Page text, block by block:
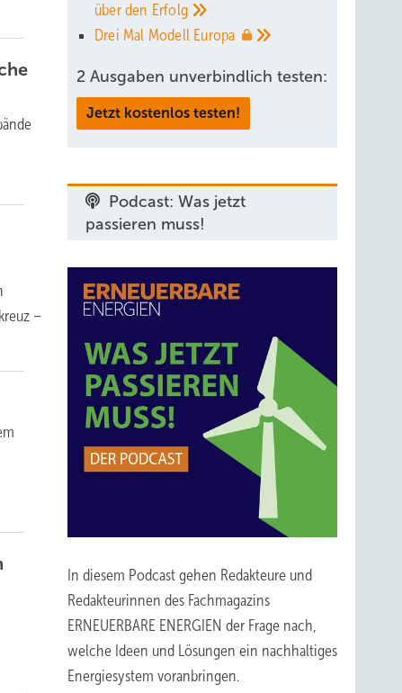
–
über den Erfolg
Drei Mal Modell Europa
2 Ausgaben unverbindlich testen:
Jetzt kostenlos testen!
Podcast: Was jetzt
passieren muss!
In diesem Podcast gehen Redakteure und
Redakteurinnen des Fachmagazins
ERNEUERBARE ENERGIEN der Frage nach,
welche Ideen und Lösungen ein nachhaltiges
Energiesystem voranbringen.